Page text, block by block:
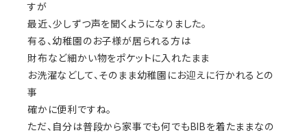
すが
最近、少しずつ声を聞くようになりました。
有る、幼稚園のお子様が居られる方は
財布など細かい物をポケットに入れたまま
お洗濯などして、そのまま幼稚園にお迎えに行かれるとの
事
確かに便利ですね。
ただ、自分は普段から家事でも何でもBIBを着たままなの